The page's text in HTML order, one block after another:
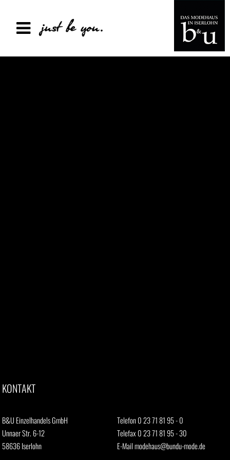
KONTAKT
B&U Einzelhandels GmbH
Unnaer Str. 6-12
58636 Iserlohn
Telefon 0 23 71 81 95 - 0
Telefax 0 23 71 81 95 - 30
E-Mailmodehaus@bundu-mode.de